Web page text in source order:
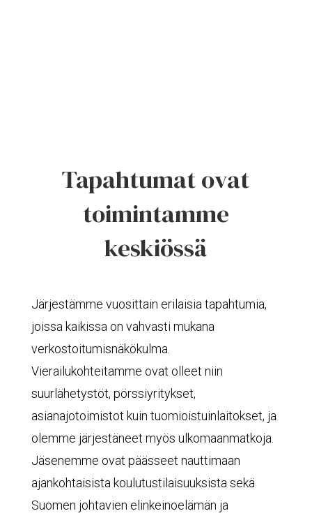
Tapahtumat ovat
toimintamme
keskiössä
Järjestämme vuosittain erilaisia tapahtumia,
joissa kaikissa on vahvasti mukana
verkostoitumisnäkökulma.
Vierailukohteitamme ovat olleet niin
suurlähetystöt, pörssiyritykset,
asianajotoimistot kuin tuomioistuinlaitokset, ja
olemme järjestäneet myös ulkomaanmatkoja.
Jäsenemme ovat päässeet nauttimaan
ajankohtaisista koulutustilaisuuksista sekä
Suomen johtavien elinkeinoelämän ja